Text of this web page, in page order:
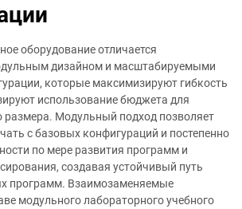
оборудование отличается
дизайном и масштабируемыми
которые максимизируют гибкость
использование бюджета для
размера. Модульный подход позволяет
с базовых конфигураций и постепенно
по мере развития программ и
создавая устойчивый путь
программ. Взаимозаменяемые
модульного лабораторного учебного